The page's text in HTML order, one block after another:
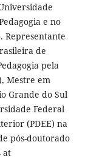
e no
Representante
de
pela
Mestre em
Grande do Sul
Federal
(PDEE) na
pós-doutorado
at